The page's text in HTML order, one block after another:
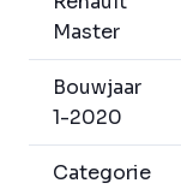
Master
Bouwjaar
1-2020
Categorie